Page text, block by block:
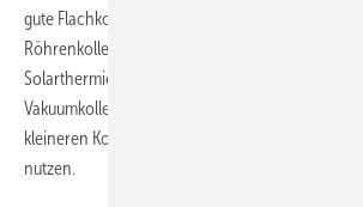
gute Flachkollektoren, die besser sind als
Röhrenkollektoren“, relativiert dies die
Solarthermieexpertin Claudia Daniel. Im Schnitt
Vakuumkollektoren rund 30 % effizienter. Das
kleineren Kollektorfläche oder einer höheren
nutzen.